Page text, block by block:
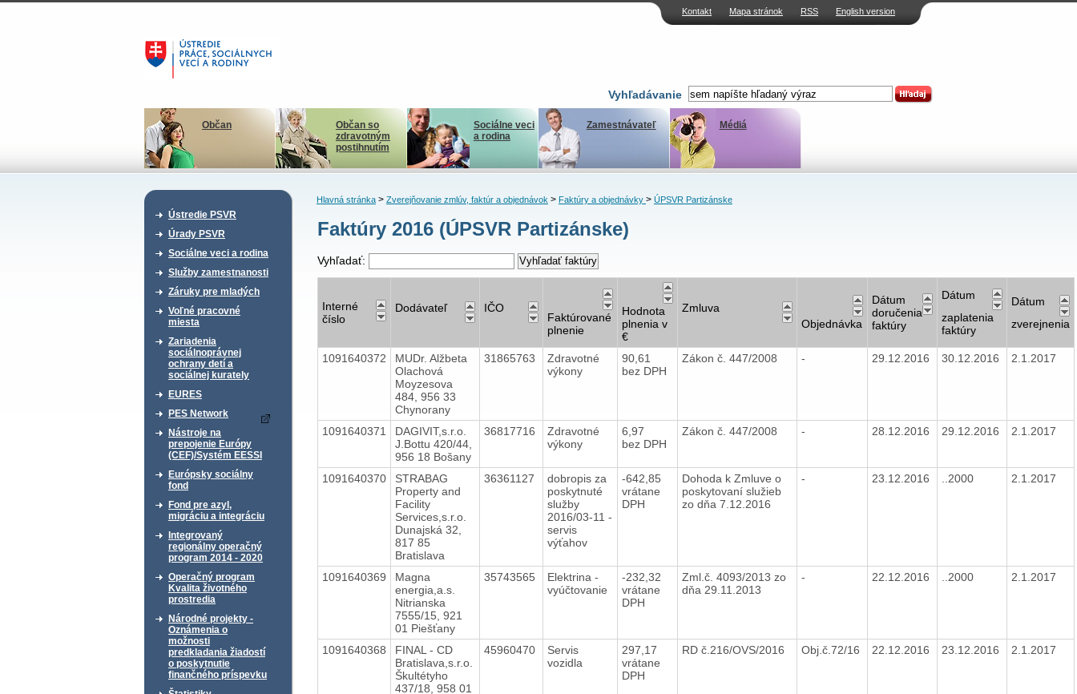
Kontakt Mapa stránok RSS English version
Vyhľadávanie
Občan
Občan so
zdravotným
postihnutím
Sociálne veci
a rodina
Zamestnávateľ Médiá
Ústredie PSVR
Úrady PSVR
Sociálne veci a rodina
Služby zamestnanosti
Záruky pre mladých
Voľné pracovné
miesta
Zariadenia
sociálnoprávnej
ochrany detí a
sociálnej kurately
EURES
PES Network
Nástroje na
prepojenie Európy
(CEF)/Systém EESSI
Európsky sociálny
fond
Fond pre azyl,
migráciu a integráciu
Integrovaný
regionálny operačný
program 2014 - 2020
Operačný program
Kvalita životného
prostredia
Národné projekty -
Oznámenia o
možnosti
predkladania žiadostí
o poskytnutie
finančného príspevku
Hlavná stránka> Zverejňovanie zmlúv, faktúr a objednávok> Faktúry a objednávky > ÚPSVR Partizánske
Faktúry 2016 (ÚPSVR Partizánske)
Vyhľadať:
Interné
číslo
Dodávateľ IČO
Faktúrované
plnenie
Hodnota
plnenia v
€
Zmluva
Objednávka
Dátum
doručenia
faktúry
Dátum
zaplatenia
faktúry
Dátum
zverejnenia
1091640372
MUDr. Alžbeta
Olachová
Moyzesova
484, 956 33
Chynorany
31865763
Zdravotné
výkony
90,61
bez DPH
Zákon č. 447/2008 - 29.12.2016 30.12.2016 2.1.2017
1091640371
DAGIVIT,s.r.o.
J.Bottu 420/44,
956 18 Bošany
36817716
Zdravotné
výkony
6,97
bez DPH
Zákon č. 447/2008 - 28.12.2016 29.12.2016 2.1.2017
1091640370
STRABAG
Property and
Facility
Services,s.r.o.
Dunajská 32,
817 85
Bratislava
36361127
dobropis za
poskytnuté
služby
2016/03-11 -
servis
výťahov
-642,85
vrátane
DPH
Dohoda k Zmluve o
poskytovaní služieb
zo dňa 7.12.2016
- 23.12.2016 ..2000 2.1.2017
1091640369
Magna
energia,a.s.
Nitrianska
7555/15, 921
01 Piešťany
35743565
Elektrina -
vyúčtovanie
-232,32
vrátane
DPH
Zml.č. 4093/2013 zo
dňa 29.11.2013
- 22.12.2016 ..2000 2.1.2017
1091640368
FINAL - CD
Bratislava,s.r.o.
Škultétyho
437/18, 958 01
45960470
Servis
vozidla
297,17
vrátane
DPH
RD č.216/OVS/2016 Obj.č.72/16 22.12.2016 23.12.2016 2.1.2017